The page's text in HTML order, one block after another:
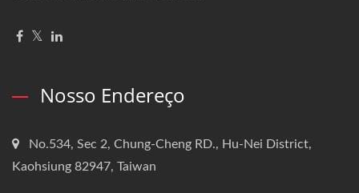
Nosso Endereço
No.534, Sec 2, Chung-Cheng RD., Hu-Nei District,
Kaohsiung 82947, Taiwan